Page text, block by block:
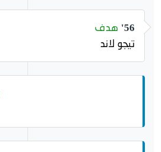
56' هدف
تيجو لاند